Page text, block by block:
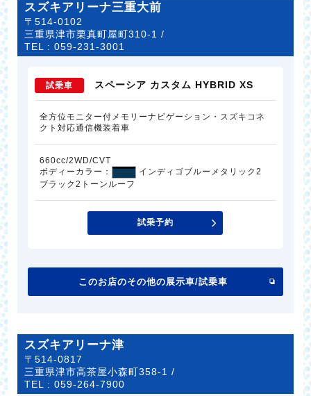
スズキアリーナ三重大前
〒514-0102
三重県津市栗真町屋町310-1 /
TEL :059-231-3001
試乗車 スペーシア カスタム HYBRID XS
全方位モニター付メモリーナビゲーション・スズキコネ
クト対応通信機装着車
660cc/2WD/CVT
ボディーカラー：
インディゴブルーメタリック2
ブラック2トーンルーフ
試乗予約
このお店のその他の展示車/試乗車
スズキアリーナ津
〒514-0817
三重県津市高茶屋小森町358-1 /
TEL :059-264-7900